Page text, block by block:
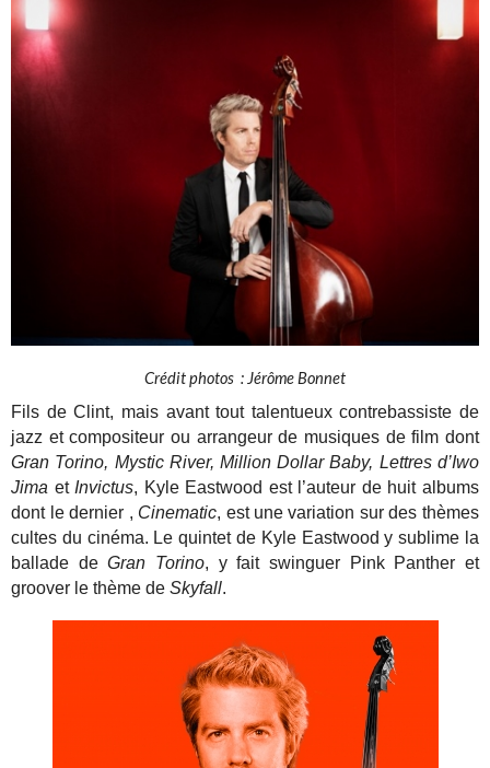
Crédit photos : Jérôme Bonnet
Fils de Clint, mais avant tout talentueux contrebassiste de
jazz et compositeur ou arrangeur de musiques de film dont
Gran Torino, Mystic River, Million Dollar Baby, Lettres d’Iwo
Jima et Invictus, Kyle Eastwood est l’auteur de huit albums
dont le dernier , Cinematic, est une variation sur des thèmes
cultes du cinéma. Le quintet de Kyle Eastwood y sublime la
ballade deGran Torino, y fait swinguer Pink Panther et
groover le thème deSkyfall.